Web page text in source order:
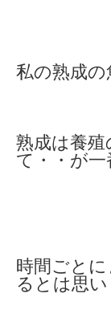
私の熟成
熟成は養
て・・が
時間ごと
るとは思